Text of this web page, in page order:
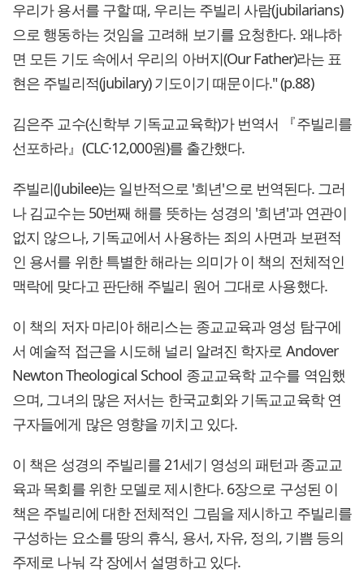
우리가 용서를 구할 때, 우리는 주빌리 사람(jubilarians)
으로 행동하는 것임을 고려해 보기를 요청한다. 왜냐하
면 모든 기도 속에서 우리의 아버지(Our Father)라는 표
현은 주빌리적(jubilary) 기도이기 때문이다." (p.88)
김은주 교수(신학부 기독교교육학)가 번역서 『주빌리를
선포하라』(CLC·12,000원)를 출간했다.
주빌리(Jubilee)는 일반적으로 '희년'으로 번역된다. 그러
나 김교수는 50번째 해를 뜻하는 성경의 '희년'과 연관이
없지 않으나, 기독교에서 사용하는 죄의 사면과 보편적
인 용서를 위한 특별한 해라는 의미가 이 책의 전체적인
맥락에 맞다고 판단해 주빌리 원어 그대로 사용했다.
이 책의 저자 마리아 해리스는 종교교육과 영성 탐구에
서 예술적 접근을 시도해 널리 알려진 학자로 Andover
Newton Theological School 종교교육학 교수를 역임했
으며, 그녀의 많은 저서는 한국교회와 기독교교육학 연
구자들에게 많은 영향을 끼치고 있다.
이 책은 성경의 주빌리를 21세기 영성의 패턴과 종교교
육과 목회를 위한 모델로 제시한다. 6장으로 구성된 이
책은 주빌리에 대한 전체적인 그림을 제시하고 주빌리를
구성하는 요소를 땅의 휴식, 용서, 자유, 정의, 기쁨 등의
주제로 나눠 각 장에서 설명하고 있다.